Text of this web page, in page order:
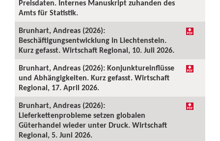
Preisdaten. Internes Manuskript zuhanden des
Amts für Statistik.
Brunhart, Andreas (2026):
Beschäftigungsentwicklung in Liechtenstein.
Kurz gefasst. Wirtschaft Regional, 10. Juli 2026.
Brunhart, Andreas (2026): Konjunktureinflüsse
und Abhängigkeiten. Kurz gefasst. Wirtschaft
Regional, 17. April 2026.
Brunhart, Andreas (2026):
Lieferkettenprobleme setzen globalen
Güterhandel wieder unter Druck. Wirtschaft
Regional, 5. Juni 2026.